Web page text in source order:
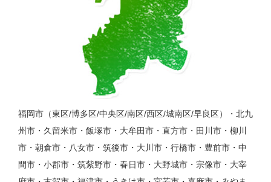
福岡市（東区/博多区/中央区/南区/西区/城南区/早良区）・北九
州市・久留米市・飯塚市・大牟田市・直方市・田川市・柳川
市・朝倉市・八女市・筑後市・大川市・行橋市・豊前市・中
間市・小郡市・筑紫野市・春日市・大野城市・宗像市・大宰